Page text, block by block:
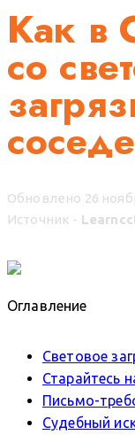
Как в
со
Обновлено 26
Источник -
Оглавление
Световое
Старайтесь
Письмо-
Судебный